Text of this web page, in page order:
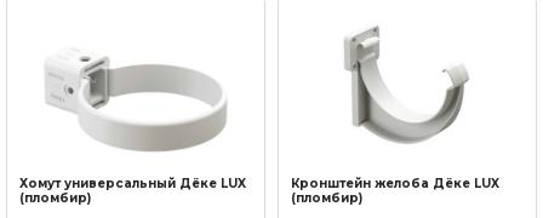
Хомут универсальный Дёке LUX
(пломбир)
Кронштейн желоба Дёке LUX
(пломбир)